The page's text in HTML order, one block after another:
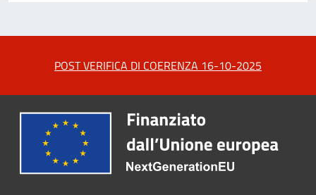
POST VERIFICA DI COERENZA 16-10-2025